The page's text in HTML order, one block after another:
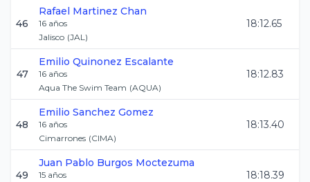
46
Rafael Martinez Chan
16 años
Jalisco (JAL)
18:12.65
47
Emilio Quinonez Escalante
16 años
Aqua The Swim Team (AQUA)
18:12.83
48
Emilio Sanchez Gomez
16 años
Cimarrones (CIMA)
18:13.40
49
Juan Pablo Burgos Moctezuma
15 años
18:18.39